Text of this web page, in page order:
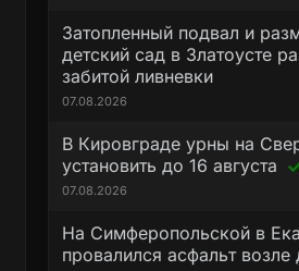
Затопленный подвал и
детский сад в Златоусте
забитой ливневки
07.08.2026
В Кировграде урны на
установить до 16 августа
07.08.2026
На Симферопольской в
провалился асфальт возле